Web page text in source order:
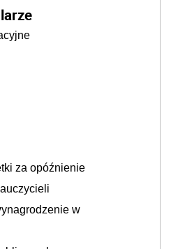
za opóźnienie
w